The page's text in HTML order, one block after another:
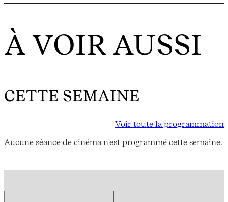
À VOIR AUSSI
CETTE SEMAINE
Voir toute la programmation
Aucune séance de cinéma n'est programmé cette semaine.